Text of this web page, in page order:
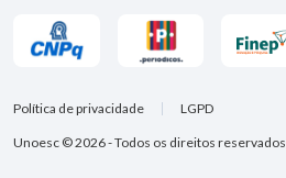
Unoesc © 2026 - Todos os direitos reservados
Política de privacidade LGPD